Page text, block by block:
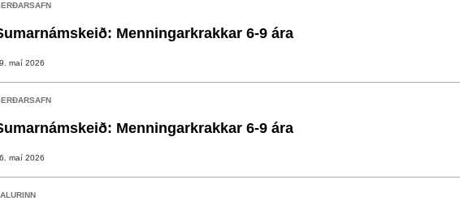
Menningarkrakkar 6-9 ára
maí 2026
Menningarkrakkar 6-9 ára
maí 2026